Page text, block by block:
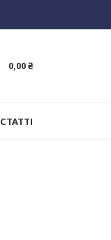
0,00₴
СТАТТІ